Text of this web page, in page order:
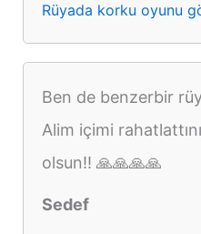
Rüyada korku oyunu
Ben de benzerbir
Alim içimi
olsun!! 🙏🙏🙏🙏
Sedef